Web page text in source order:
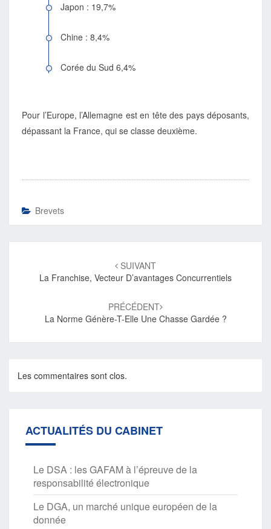
Japon : 19,7%
Chine : 8,4%
Corée du Sud 6,4%
Pour l’Europe, l’Allemagne est en tête des pays déposants,
dépassant la France, qui se classe deuxième.
Brevets
d'article
SUIVANT
La Franchise, Vecteur D’avantages Concurrentiels
PRÉCÉDENT
La Norme Génère-T-Elle Une Chasse Gardée ?
Les commentaires sont clos.
ACTUALITÉS DU CABINET
Le DSA : les GAFAM à l’épreuve de la
responsabilité électronique
Le DGA, un marché unique européen de la
donnée